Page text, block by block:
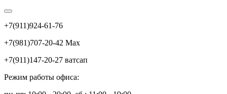
+7(911)924-61-76
+7(981)707-20-42 Max
+7(911)147-20-27 ватсап
Режим работы офиса: